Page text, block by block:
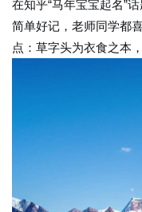
在知乎“马年宝宝起名”
简单好记，老师同学都
点：草字头为衣食之本